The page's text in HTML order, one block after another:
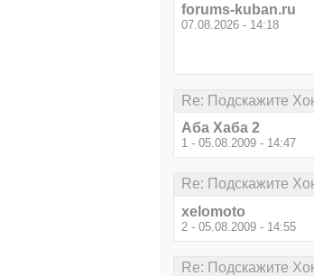
forums-kuban.ru
07.08.2026 - 14:18
Re: Подскажите
Аба Хаба 2
1 - 05.08.2009 - 14:47
Re: Подскажите
xelomoto
2 - 05.08.2009 - 14:55
Re: Подскажите